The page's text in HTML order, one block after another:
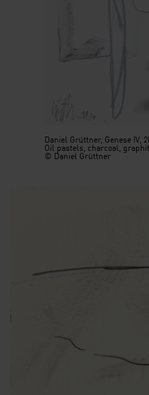
Daniel Grüttner, Genese IV,
Oil pastels, charcoal,
© Daniel Grüttner